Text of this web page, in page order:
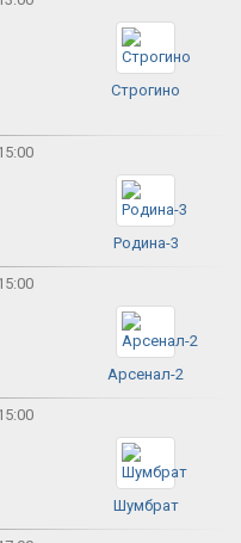
Строгино
Родина-3
Арсенал-2
Шумбрат